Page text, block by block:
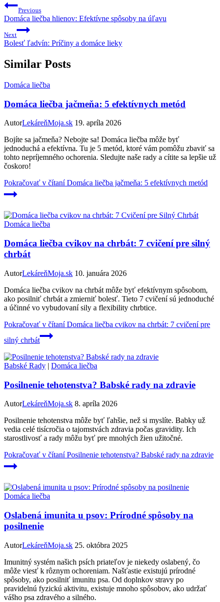
Previous
Domáca liečba hlienov: Efektívne spôsoby na úľavu
Next
Bolesť ľadvín: Príčiny a domáce lieky
Similar Posts
Domáca liečba
Domáca liečba jačmeňa: 5 efektívnych metód
AutorLekáreňMoja.sk 19. apríla 2026
Bojíte sa jačmeňa? Nebojte sa! Domáca liečba môže byť
jednoduchá a efektívna. Tu je 5 metód, ktoré vám pomôžu zbaviť sa
tohto nepríjemného ochorenia. Sledujte naše rady a cítite sa lepšie už
čoskoro!
Pokračovať v čítaníDomáca liečba jačmeňa: 5 efektívnych metód
Domáca liečba
Domáca liečba cvikov na chrbát: 7 cvičení pre silný
chrbát
AutorLekáreňMoja.sk 10. januára 2026
Domáca liečba cvikov na chrbát môže byť efektívnym spôsobom,
ako posilniť chrbát a zmierniť bolesť. Tieto 7 cvičení sú jednoduché
a účinné vo vybudovaní sily a flexibility chrbtice.
Pokračovať v čítaníDomáca liečba cvikov na chrbát: 7 cvičení pre
silný chrbát
Babské Rady | Domáca liečba
Posilnenie tehotenstva? Babské rady na zdravie
AutorLekáreňMoja.sk 8. apríla 2026
Posilnenie tehotenstva môže byť ľahšie, než si myslíte. Babky už
vedia celé tisícročia o tajomstvách zdravia počas gravidity. Ich
starostlivosť a rady môžu byť pre mnohých žien užitočné.
Pokračovať v čítaníPosilnenie tehotenstva? Babské rady na zdravie
Domáca liečba
Oslabená imunita u psov: Prírodné spôsoby na
posilnenie
AutorLekáreňMoja.sk 25. októbra 2025
Imunitný systém našich psích priateľov je niekedy oslabený, čo
môže viesť k rôznym ochoreniam. Našťastie existujú prírodné
spôsoby, ako posilniť imunitu psa. Od doplnkov stravy po
pravidelnú fyzickú aktivitu, existuje mnoho spôsobov, ako udržať
vášho psa zdravého a silného.